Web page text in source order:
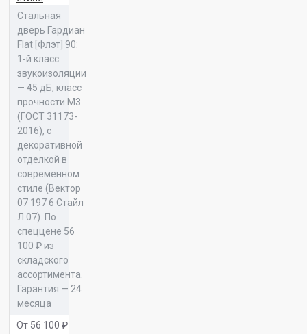
Панель 16 Прайм К 03
Панель 16 Прайм К 04
Панель 16 Прайм К 05
Панель 16 Прайм Л 01
Стальная
дверь Гардиан
Flat [Флэт] 90:
1-й класс
звукоизоляции
— 45 дБ, класс
прочности М3
(ГОСТ 31173-
2016), с
декоративной
отделкой в
современном
стиле (Вектор
07 197 6 Стайл
Л 07). По
спеццене 56
100 ₽ из
складского
ассортимента.
Гарантия — 24
месяца
От 56 100 ₽